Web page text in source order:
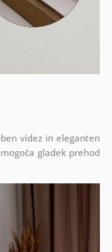
videz in eleganten
gladek prehod